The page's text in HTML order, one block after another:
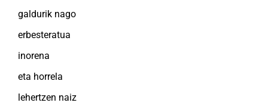
galdurik nago
erbesteratua
inorena
eta horrela
lehertzen naiz